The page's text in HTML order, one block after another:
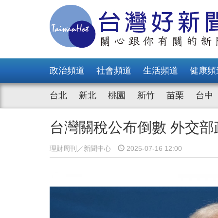
政治頻道 社會頻道 生活頻道 健康頻
台北 新北 桃園 新竹 苗栗 台中
台灣關稅公布倒數 外交
理財周刊／新聞中心 2025-07-16 12:00